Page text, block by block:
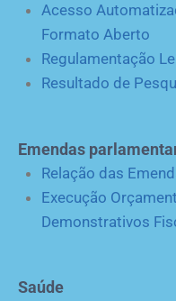
Acesso
Formato Aberto
Regulamentação
Resultado de
Emendas
Relação das
Execução
Demonstrativos
Saúde